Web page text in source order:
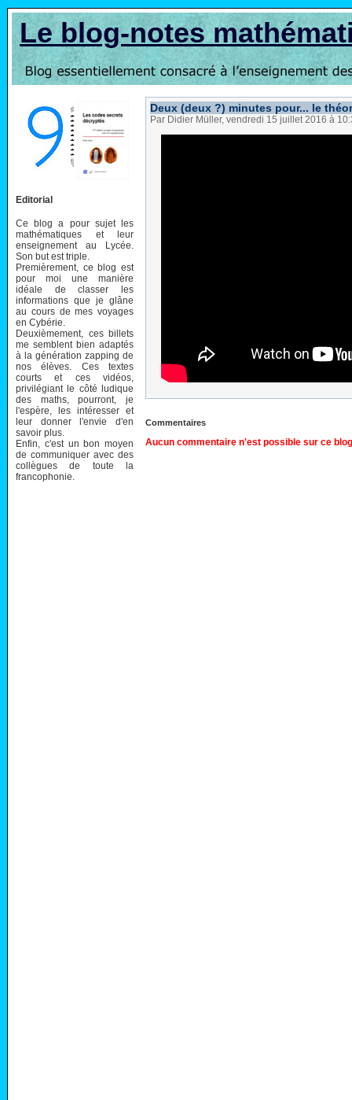
Le blog-notes
Editorial
Ce blog a pour sujet les
mathématiques et leur
enseignement au Lycée.
Son but est triple.
Premièrement, ce blog est
pour moi une manière
idéale de classer les
informations que je glâne
au cours de mes voyages
en Cybérie.
Deuxièmement, ces billets
me semblent bien adaptés
à la génération zapping de
nos élèves. Ces textes
courts et ces vidéos,
privilégiant le côté ludique
des maths, pourront, je
l'espère, les intéresser et
leur donner l'envie d'en
savoir plus.
Enfin, c'est un bon moyen
de communiquer avec des
collègues de toute la
francophonie.
Deux (deux ?) minutes pour... le
Par Didier Müller, vendredi 15 juillet 2016 à
Commentaires
Aucun commentaire n'est possible sur ce